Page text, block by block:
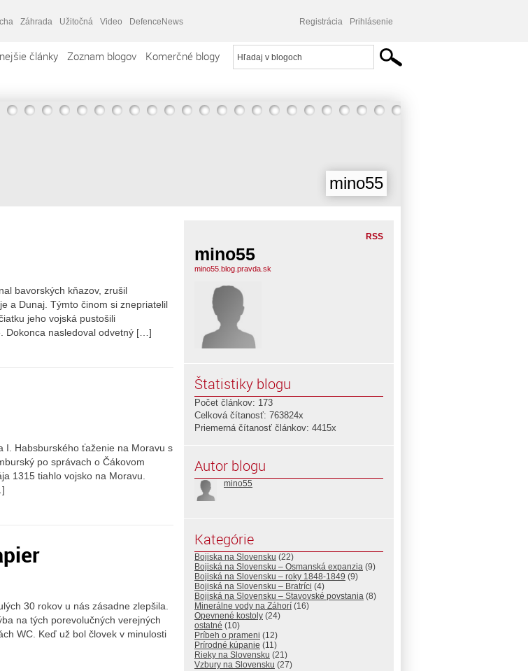
Záhrada Užitočná Video DefenceNews Registrácia Prihlásenie
články Zoznam blogov Komerčné blogy
mino55
bavorských kňazov, zrušil
a Dunaj. Týmto činom si znepriatelil
jeho vojská pustošili
Dokonca nasledoval odvetný […]
I. Habsburského ťaženie na Moravu s
po správach o Čákovom
1315 tiahlo vojsko na Moravu.
30 rokov u nás zásadne zlepšila.
na tých porevolučných verejných
WC. Keď už bol človek v minulosti
RSS
mino55
mino55.blog.pravda.sk
Štatistiky blogu
Počet článkov: 173
Celková čítanosť: 763824x
Priemerná čítanosť článkov: 4415x
Autor blogu
mino55
Kategórie
Bojiska na Slovensku (22)
Bojiská na Slovensku – Osmanská expanzia (9)
Bojiská na Slovensku – roky 1848-1849 (9)
Bojiská na Slovensku – Bratríci (4)
Bojiská na Slovensku – Stavovské povstania (8)
Minerálne vody na Záhorí (16)
Opevnené kostoly (24)
ostatné (10)
Príbeh o prameni (12)
Prírodné kúpanie (11)
Rieky na Slovensku (21)
Vzbury na Slovensku (27)